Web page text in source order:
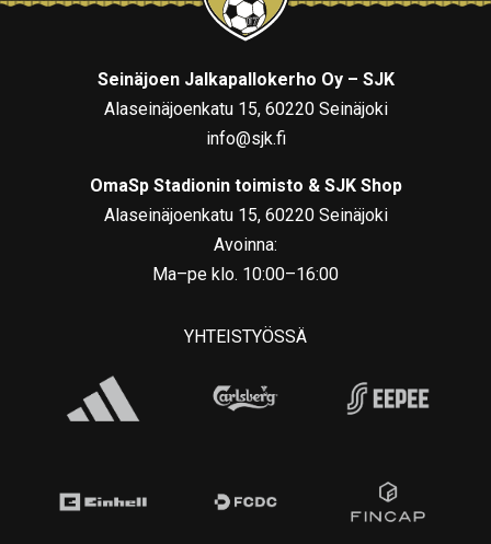
Seinäjoen Jalkapallokerho Oy – SJK
Alaseinäjoenkatu 15, 60220 Seinäjoki
info@sjk.fi
OmaSp Stadionin toimisto & SJK Shop
Alaseinäjoenkatu 15, 60220 Seinäjoki
Avoinna:
Ma–pe klo. 10:00–16:00
YHTEISTYÖSSÄ